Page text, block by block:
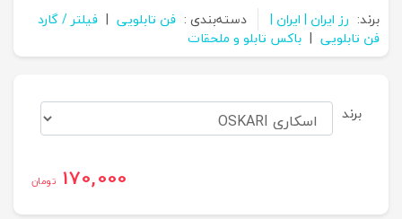
برند: رز ایران | ایران | دسته‌بندی : فن تابلویی | فیلتر / گارد
فن تابلویی | باکس تابلو و ملحقات
برند
170,000 تومان